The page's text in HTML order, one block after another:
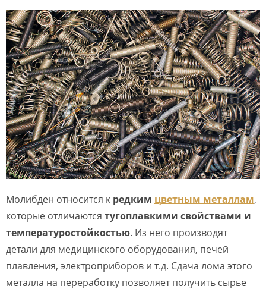
Молибден относится к редким цветным металлам,
которые отличаются тугоплавкими свойствами и
температуростойкостью. Из него производят
детали для медицинского оборудования, печей
плавления, электроприборов и т.д. Сдача лома этого
металла на переработку позволяет получить сырье